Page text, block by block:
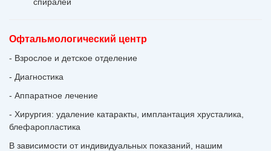
Офтальмологический центр
- Взрослое и детское отделение
- Диагностика
- Аппаратное лечение
- Хирургия: удаление катаракты, имплантация хрусталика,
блефаропластика
В зависимости от индивидуальных показаний, нашим